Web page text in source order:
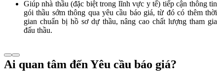
Giúp nhà thầu (đặc biệt trong lĩnh vực y tế) tiếp cận thông tin
gói thầu sớm thông qua yêu cầu báo giá, từ đó có thêm thời
gian chuẩn bị hồ sơ dự thầu, nâng cao chất lượng tham gia
đấu thầu.
Ai quan tâm đến Yêu cầu báo giá?